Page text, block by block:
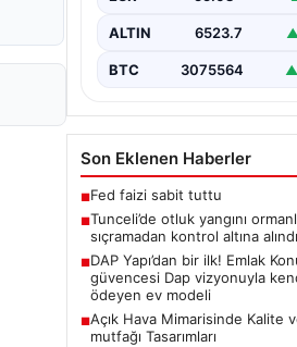
Karyemez köyleri arasında
belirlenemeyen bir
ALTIN 6523.7
BTC 3075564 ▲
Son Eklenen Haberler
■Fed faizi sabit tuttu
■Tunceli’de otluk yangını
sıçramadan kontrol altına alındı
■DAP Yapı’dan bir ilk! Emlak
güvencesi Dap vizyonuyla
ödeyen ev modeli
■Açık Hava Mimarisinde Kalite
mutfağı Tasarımları